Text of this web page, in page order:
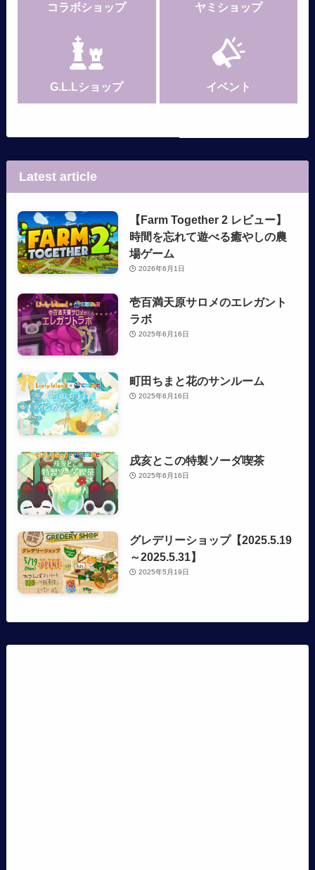
コラボショップ ヤミショップ
G.L.Lショップ イベント
Latest article
【Farm Together 2 レビュー】
時間を忘れて遊べる癒やしの農
場ゲーム
2026年6月1日
壱百満天原サロメのエレガント
ラボ
2025年6月16日
町田ちまと花のサンルーム
2025年6月16日
戌亥とこの特製ソーダ喫茶
2025年6月16日
グレデリーショップ【2025.5.19
～2025.5.31】
2025年5月19日